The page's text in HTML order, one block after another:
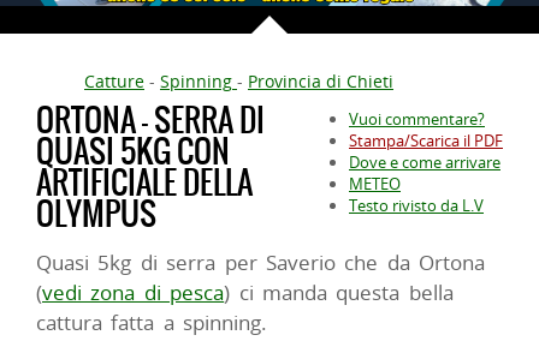
Catture - Spinning - Provincia di Chieti
Vuoi commentare?
Stampa/Scarica il PDF
Dove e come arrivare
METEO
Testo rivisto da L.V
ORTONA - SERRA DI
QUASI 5KG CON
ARTIFICIALE DELLA
OLYMPUS
Quasi 5kg di serra per Saverio che da Ortona
(vedi zona di pesca) ci manda questa bella
cattura fatta a spinning.